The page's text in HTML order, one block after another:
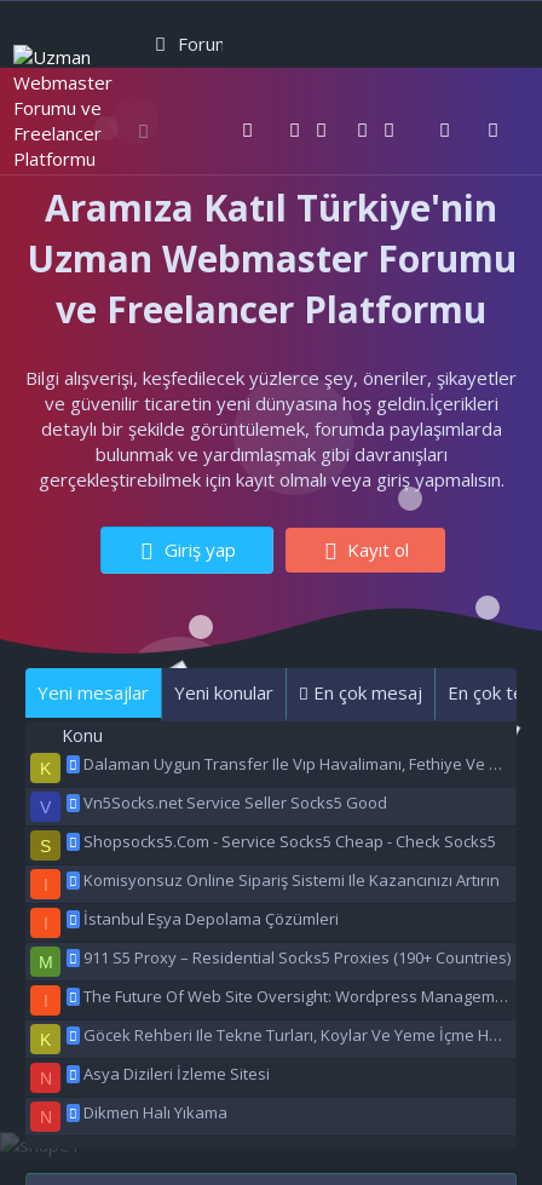
Forumlar
Aramıza Katıl Türkiye'nin
Uzman Webmaster Forumu
ve Freelancer Platformu
Bilgi alışverişi, keşfedilecek yüzlerce şey, öneriler, şikayetler
ve güvenilir ticaretin yeni dünyasına hoş geldin.İçerikleri
detaylı bir şekilde görüntülemek, forumda paylaşımlarda
bulunmak ve yardımlaşmak gibi davranışları
gerçekleştirebilmek için kayıt olmalı veya giriş yapmalısın.
Giriş yap Kayıt ol
Yeni mesajlar Yeni konular En çok mesaj En çok
Konu
K Dalaman Uygun Transfer Ile Vıp Havalimanı, Fethiye Ve Marmaris Transfer Hizmeti
V Vn5Socks.net Service Seller Socks5 Good
S Shopsocks5.Com - Service Socks5 Cheap - Check Socks5
I Komisyonsuz Online Sipariş Sistemi Ile Kazancınızı Artırın
I İstanbul Eşya Depolama Çözümleri
M 911 S5 Proxy – Residential Socks5 Proxies (190+ Countries)
I The Future Of Web Site Oversight: Wordpress Management Aı
K Göcek Rehberi Ile Tekne Turları, Koylar Ve Yeme İçme Hakkında Eşsiz Bilgiler
N Asya Dizileri İzleme Sitesi
N Dikmen Halı Yıkama